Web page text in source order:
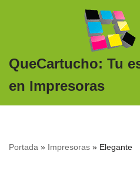
contenido
QueCartucho: Tu
en Impresoras
Portada » Impresoras » Elegante